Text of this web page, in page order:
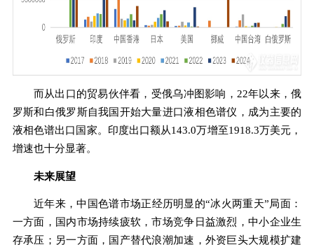
而从出口的贸易伙伴看，受俄乌冲图影响，22年以来，俄
罗斯和白俄罗斯自我国开始大量进口液相色谱仪，成为主要的
液相色谱出口国家。印度出口额从143.0万增至1918.3万美元，
增速也十分显著。
未来展望
近年来，中国色谱市场正经历明显的“冰火两重天”局面：
一方面，国内市场持续疲软，市场竞争日益激烈，中小企业生
存承压；另一方面，国产替代浪潮加速，外资巨头大规模扩建